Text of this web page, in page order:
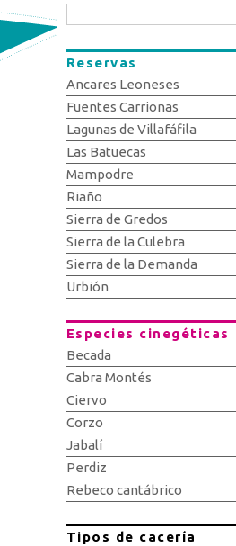
Reservas
Ancares Leoneses
Fuentes Carrionas
Lagunas de Villafáfila
Las Batuecas
Mampodre
Riaño
Sierra de Gredos
Sierra de la Culebra
Sierra de la Demanda
Urbión
Especies cinegéticas
Becada
Cabra Montés
Ciervo
Corzo
Jabalí
Perdiz
Rebeco cantábrico
Tipos de cacería